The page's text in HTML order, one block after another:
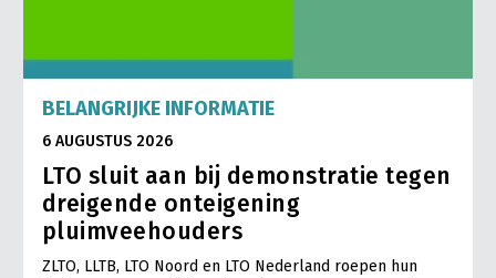
BELANGRIJKE INFORMATIE
6 AUGUSTUS 2026
LTO sluit aan bij demonstratie tegen
dreigende onteigening
pluimveehouders
ZLTO, LLTB, LTO Noord en LTO Nederland roepen hun